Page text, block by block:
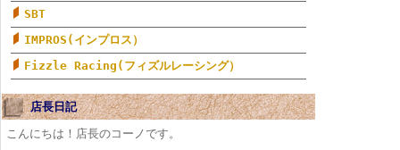
SBT
IMPROS(インプロス）
Fizzle Racing(フィズルレーシング）
店長日記
こんにちは！店長のコーノです。